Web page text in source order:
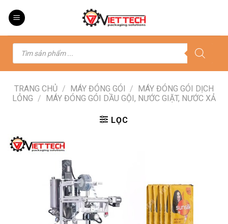
Tìm
kiếm
TRANG CHỦ / MÁY ĐÓNG GÓI / MÁY ĐÓNG GÓI DỊCH
LỎNG / MÁY ĐÓNG GÓI DẦU GỘI, NƯỚC GIẶT, NƯỚC XẢ
LỌC